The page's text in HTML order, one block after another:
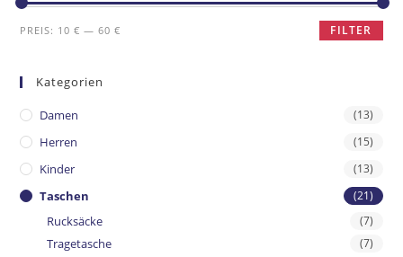
FILTER
PREIS: 10 € —60 €
Kategorien
Damen (13)
Herren (15)
Kinder (13)
Taschen (21)
Rucksäcke (7)
Tragetasche (7)